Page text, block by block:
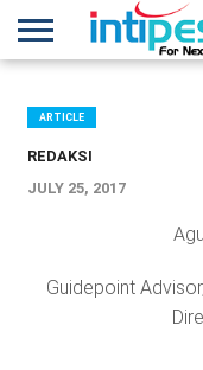
NEWS
CONFERENCES
TRAINING
IPSHOW
EVENT
IP
NETWORK
MORE
ARTICLE
REDAKSI
JULY 25, 2017
Guidepoint